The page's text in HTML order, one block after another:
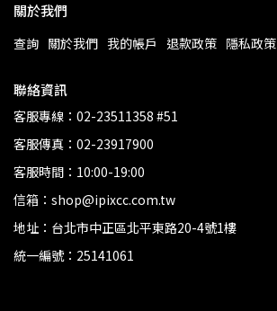
關於我們
查詢 關於我們 我的帳戶 退款政策 隱私政策
聯絡資訊
客服專線：02-23511358 #51
客服傳真：02-23917900
客服時間：10:00-19:00
信箱：shop@ipixcc.com.tw
地址：台北市中正區北平東路20-4號1樓
統一編號：25141061